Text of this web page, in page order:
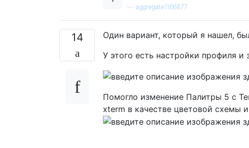
aggregate1166877
14
Один вариант, который я нашел,
У этого есть настройки профиля и
Помогло изменение Палитры 5 с
xterm в качестве цветовой схемы